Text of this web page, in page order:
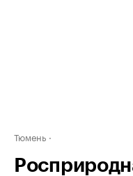
Тюмень